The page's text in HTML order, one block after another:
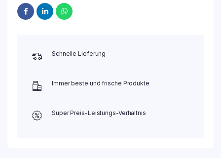
Schnelle Lieferung
Immer beste und frische Produkte
Super Preis-Leistungs-Verhältnis